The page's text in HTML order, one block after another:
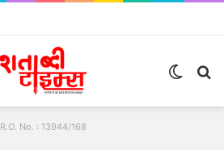
R.O. No. : 13944/168